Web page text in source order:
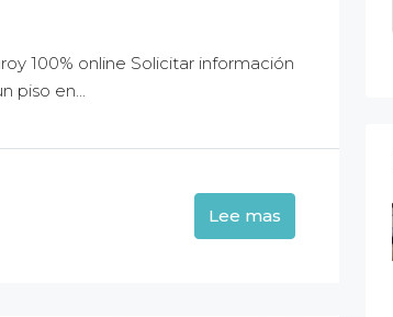
100% online Solicitar información
en...
Lee mas